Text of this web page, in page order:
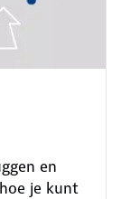
en
je kunt